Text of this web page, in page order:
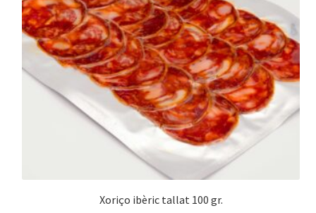
Xoriço ibèric tallat 100 gr.